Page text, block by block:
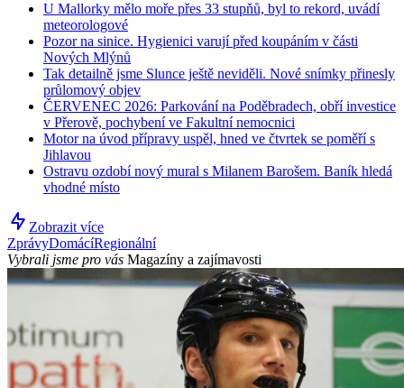
U Mallorky mělo moře přes 33 stupňů, byl to rekord, uvádí
meteorologové
Pozor na sinice. Hygienici varují před koupáním v části
Nových Mlýnů
Tak detailně jsme Slunce ještě neviděli. Nové snímky přinesly
průlomový objev
ČERVENEC 2026: Parkování na Poděbradech, obří investice
v Přerově, pochybení ve Fakultní nemocnici
Motor na úvod přípravy uspěl, hned ve čtvrtek se poměří s
Jihlavou
Ostravu ozdobí nový mural s Milanem Barošem. Baník hledá
vhodné místo
Zobrazit více
ZprávyDomácíRegionální
Vybrali jsme pro vás Magazíny a zajímavosti